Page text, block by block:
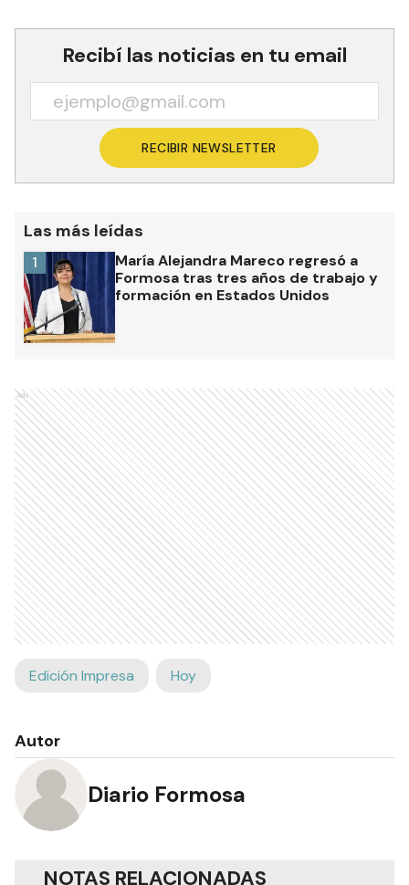
Recibí las noticias en tu email
RECIBIR NEWSLETTER
Las más leídas
María Alejandra Mareco regresó a
Formosa tras tres años de trabajo y
formación en Estados Unidos
1
Ads
Edición Impresa Hoy
Autor
Diario Formosa
NOTAS RELACIONADAS